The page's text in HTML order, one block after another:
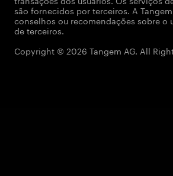
são fornecidos por terceiros. A
conselhos ou recomendações sobre o
de terceiros.